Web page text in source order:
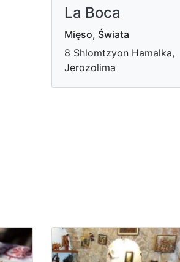
La Boca
Mięso, Świata
8 Shlomtzyon Hamalka,
Jerozolima